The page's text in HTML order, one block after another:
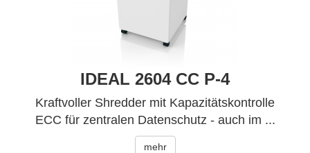
IDEAL 2604 CC P-4
Kraftvoller Shredder mit Kapazitätskontrolle
ECC für zentralen Datenschutz - auch im ...
mehr